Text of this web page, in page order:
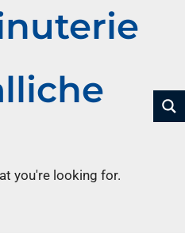
you're looking for.